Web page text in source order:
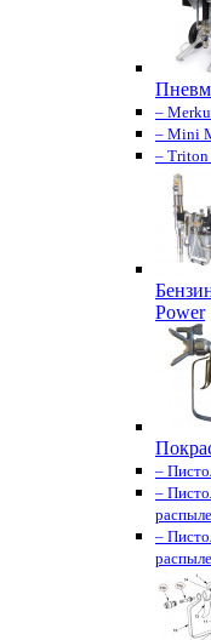
–
– Mini
– Triton
Power
–
–
–